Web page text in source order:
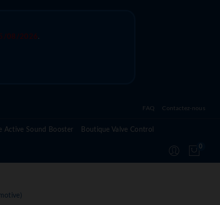
08/2026.
FAQ
Questions fréquentes sur l'active valve control
Contactez-nous
Active Sound Booster Boutique Valve Control
0